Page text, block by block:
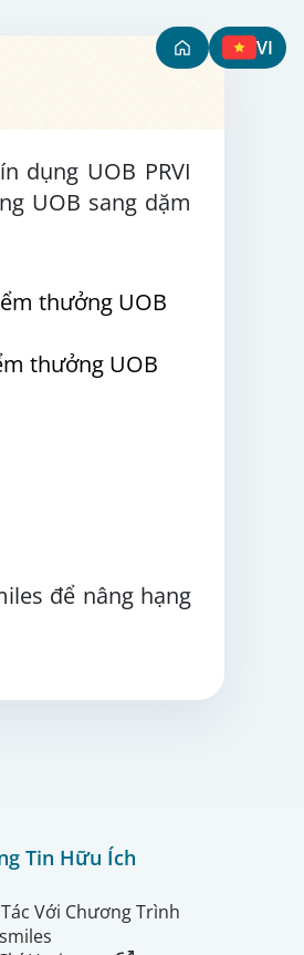
VI
dụng UOB PRVI
UOB sang dặm
thưởng UOB
thưởng UOB
để nâng hạng
Tin Hữu Ích
Với Chương Trình